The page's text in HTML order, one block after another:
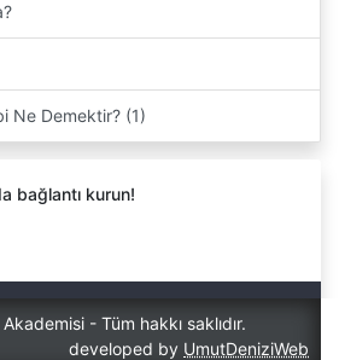
Ne Demektir? (1)
bağlantı kurun!
- Tüm hakkı saklıdır.
developed by UmutDeniziWeb